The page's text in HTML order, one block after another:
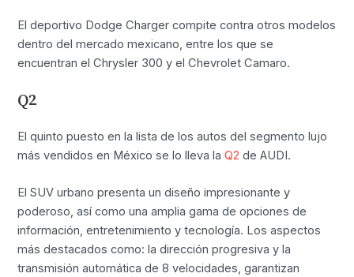
El deportivo Dodge Charger compite contra otros modelos
dentro del mercado mexicano, entre los que se
encuentran el Chrysler 300 y el Chevrolet Camaro.
Q2
El quinto puesto en la lista de los autos del segmento lujo
más vendidos en México se lo lleva laQ2 de AUDI.
El SUV urbano presenta un diseño impresionante y
poderoso, así como una amplia gama de opciones de
información, entretenimiento y tecnología. Los aspectos
más destacados como: la dirección progresiva y la
transmisión automática de 8 velocidades, garantizan